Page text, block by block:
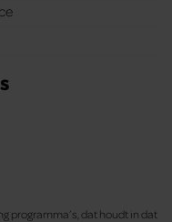
programma’s, dat houdt in dat